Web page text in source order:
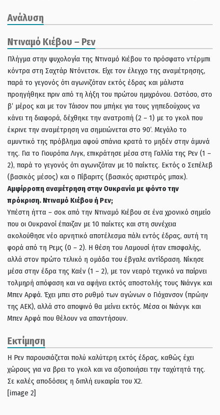
Ανάλυση
Ντιναμό Κιέβου – Ρεν
Πλήγμα στην ψυχολογία της Ντιναμό Κιέβου το πρόσφατο ντέρμπι
κόντρα στη Σαχτάρ Ντόνετσκ. Είχε τον έλεγχο της αναμέτρησης,
παρά το γεγονός ότι αγωνιζόταν εκτός έδρας και μάλιστα
προηγήθηκε πριν από τη λήξη του πρώτου ημιχρόνου. Ωστόσο, στο
β’ μέρος και με τον Τάισον που μπήκε για τους γηπεδούχους να
κάνει τη διαφορά, δέχθηκε την ανατροπή (2 – 1) με το γκολ που
έκρινε την αναμέτρηση να σημειώνεται στο 90’. Μεγάλο το
αμυντικό της πρόβλημα αφού σπάνια κρατά το μηδέν στην άμυνά
της. Για το Γιουρόπα Λιγκ, επικράτησε μέσα στη Γαλλία της Ρεν (1 –
2), παρά το γεγονός ότι αγωνιζόταν με 10 παίκτες. Εκτός ο Σεπέλεβ
(βασικός μέσος) και ο Πίβαριτς (βασικός αριστερός μπακ).
Αμφίρροπη αναμέτρηση στην Ουκρανία με φόντο την
πρόκριση. Ντιναμό Κιέβου ή Ρεν;
Υπέστη ήττα – σοκ από την Ντιναμό Κιέβου σε ένα χρονικό σημείο
που οι Ουκρανοί έπαιζαν με 10 παίκτες και στη συνέχεια
ακολούθησε νέο αρνητικό αποτέλεσμα πάλι εντός έδρας, αυτή τη
φορά από τη Ρεμς (0 – 2). Η θέση του Λαμουσί ήταν επισφαλής,
αλλά στον πρώτο τελικό η ομάδα του έβγαλε αντίδραση. Νίκησε
μέσα στην έδρα της Καέν (1 – 2), με τον νεαρό τεχνικό να παίρνει
τολμηρή απόφαση και να αφήνει εκτός αποστολής τους Νιάνγκ και
Μπεν Αρφά. Έχει μπει στο ρυθμό των αγώνων ο Γιόχανσον (πρώην
της ΑΕΚ), αλλά στο αποψινό θα μείνει εκτός. Μέσα οι Νιάνγκ και
Μπεν Αρφά που θέλουν να απαντήσουν.
Εκτίμηση
Η Ρεν παρουσιάζεται πολύ καλύτερη εκτός έδρας, καθώς έχει
χώρους για να βρει το γκολ και να αξιοποιήσει την ταχύτητά της.
Σε καλές αποδόσεις η διπλή ευκαιρία του Χ2.
[image 2]